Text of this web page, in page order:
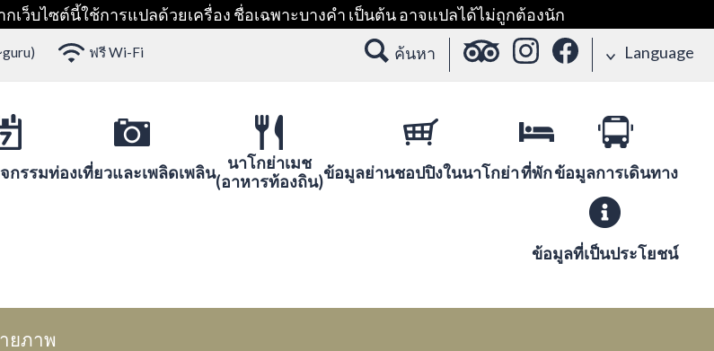
เว็บไซต์นี้ใช้การแปลด้วยเครื่อง ชื่อเฉพาะบางคำ เป็นต้น อาจแปลได้ไม่ถูกต้องนัก
ฟรี Wi-Fi ค้นหา Language
กรรมท่องเที่ยวและเพลิดเพลิน
นาโกย่าเมช
(อาหารท้องถิน)ข้อมูลย่านชอปปิงในนาโกย่าที่พักข้อมูลการเดินทาง
ข้อมูลที่เป็นประโยชน์
ยภาพ